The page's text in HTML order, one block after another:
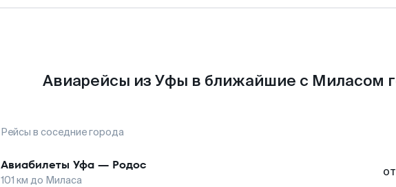
Авиарейсы из Уфы в ближайшие с Миласом
Рейсы в соседние города
Авиабилеты Уфа — Родос
101 км до Миласа
от